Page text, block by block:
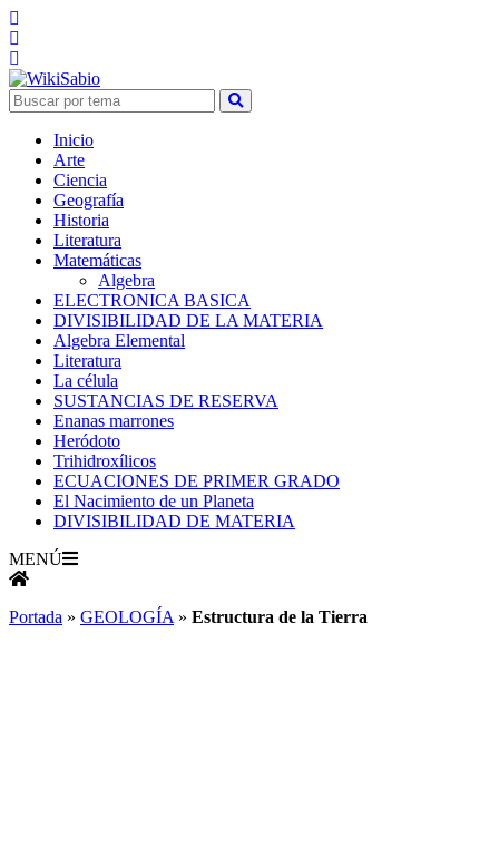
Inicio
Arte
Ciencia
Geografía
Historia
Literatura
Matemáticas
Algebra
ELECTRONICA BASICA
DIVISIBILIDAD DE LA MATERIA
Algebra Elemental
Literatura
La célula
SUSTANCIAS DE RESERVA
Enanas marrones
Heródoto
Trihidroxílicos
ECUACIONES DE PRIMER GRADO
El Nacimiento de un Planeta
DIVISIBILIDAD DE MATERIA
MENÚ
Portada » GEOLOGÍA » Estructura de la Tierra